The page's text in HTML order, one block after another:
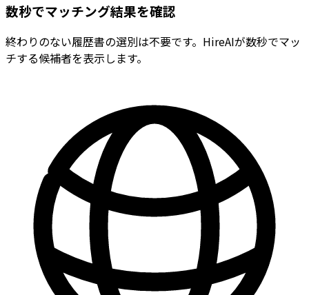
数秒でマッチング結果を確認
終わりのない履歴書の選別は不要です。HireAIが数秒でマッ
チする候補者を表示します。